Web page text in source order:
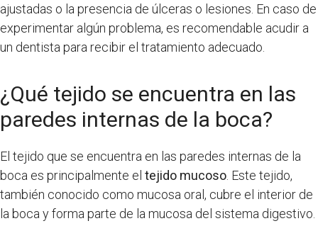
ajustadas o la presencia de úlceras o lesiones. En caso de
experimentar algún problema, es recomendable acudir a
un dentista para recibir el tratamiento adecuado.
¿Qué tejido se encuentra en las
paredes internas de la boca?
El tejido que se encuentra en las paredes internas de la
boca es principalmente el tejido mucoso . Este tejido,
también conocido como mucosa oral, cubre el interior de
la boca y forma parte de la mucosa del sistema digestivo.